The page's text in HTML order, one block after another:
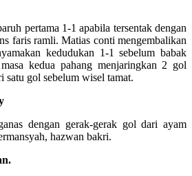
pertama 1-1 apabila tersentak dengan
faris ramli. Matias conti mengembalikan
kedudukan 1-1 sebelum babak
kedua pahang menjaringkan 2 gol
satu gol sebelum wisel tamat.
dengan gerak-gerak gol dari ayam
hazwan bakri.